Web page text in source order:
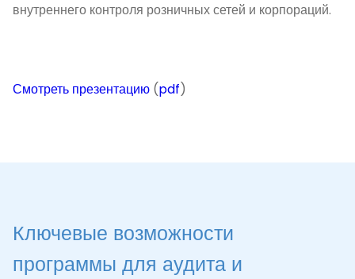
внутреннего контроля розничных сетей и корпораций.
Смотреть презентацию (pdf)
Ключевые возможности
программы для аудита и